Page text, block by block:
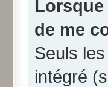
de me
Seuls
intégré